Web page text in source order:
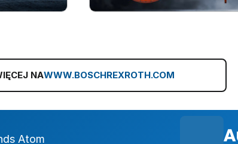
NAWWW.BOSCHREXROTH.COM
Atom